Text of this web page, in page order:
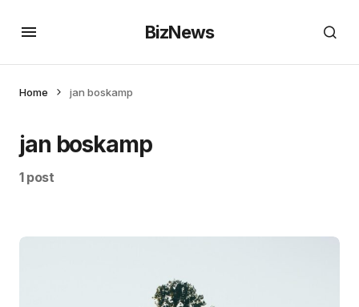
BizNews
Home jan boskamp
jan boskamp
1 post